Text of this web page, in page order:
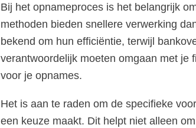
Bij het opnameproces is het belangrijk
methoden bieden snellere verwerking
bekend om hun efficiëntie, terwijl
verantwoordelijk moeten omgaan met je
voor je opnames.
Het is aan te raden om de specifieke
een keuze maakt. Dit helpt niet alleen